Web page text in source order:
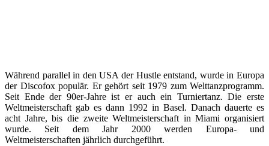
Während parallel in den USA der Hustle entstand, wurde in Europa
der Discofox populär. Er gehört seit 1979 zum Welttanzprogramm.
Seit Ende der 90er-Jahre ist er auch ein Turniertanz. Die erste
Weltmeisterschaft gab es dann 1992 in Basel. Danach dauerte es
acht Jahre, bis die zweite Weltmeisterschaft in Miami organisiert
wurde. Seit dem Jahr 2000 werden Europa- und
Weltmeisterschaften jährlich durchgeführt.